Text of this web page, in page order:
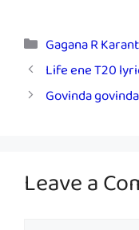
Categories
Gagana R
Life ene T20
Govinda
Leave a